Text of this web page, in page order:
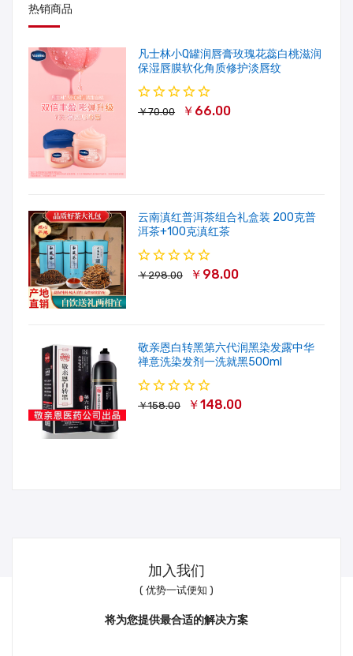
热销商品
凡士林小Q罐润唇膏玫瑰花蕊白桃滋润
保湿唇膜软化角质修护淡唇纹
￥70.00 ￥66.00
云南滇红普洱茶组合礼盒装 200克普
洱茶+100克滇红茶
￥298.00 ￥98.00
敬亲恩白转黑第六代润黑染发露中华
禅意洗染发剂一洗就黑500ml
￥158.00 ￥148.00
加入我们
( 优势一试便知 )
将为您提供最合适的解决方案